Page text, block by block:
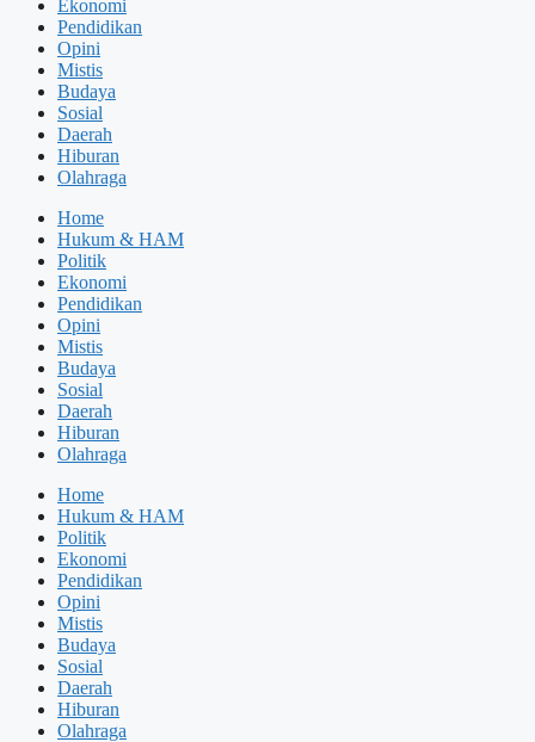
Ekonomi
Pendidikan
Opini
Mistis
Budaya
Sosial
Daerah
Hiburan
Olahraga
Home
Hukum & HAM
Politik
Ekonomi
Pendidikan
Opini
Mistis
Budaya
Sosial
Daerah
Hiburan
Olahraga
Home
Hukum & HAM
Politik
Ekonomi
Pendidikan
Opini
Mistis
Budaya
Sosial
Daerah
Hiburan
Olahraga